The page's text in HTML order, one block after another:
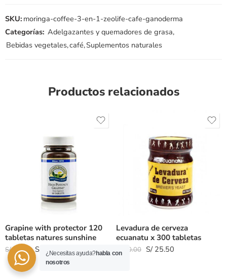
SKU: moringa-coffee-3-en-1-zeolife-cafe-ganoderma
Categorías: Adelgazantes y quemadores de grasa,
Bebidas vegetales,café,Suplementos naturales
Productos relacionados
Grapine with protector 120
tabletas natures sunshine
S/80.00 S/ 68.00
Levadura de cerveza
ecuanatu x 300 tabletas
S/ 30.00 S/25.50
¿Necesitas ayuda?habla con
nosotros